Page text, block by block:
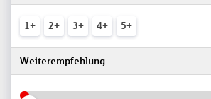
1+ 2+ 3+ 4+ 5+
Weiterempfehlung